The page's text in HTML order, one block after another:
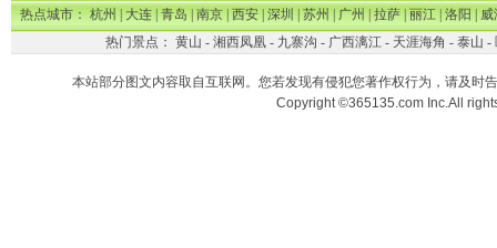
热点城市：杭州|大连|青岛|南京|西安|深圳|苏州|广州|拉萨|丽江|洛阳|威
热门景点： 黄山 - 湘西凤凰- 九寨沟 - 广西漓江- 天涯海角 - 泰山 -
本站部分图文内容取自互联网。您若发现有侵犯您著作权行为，请及时
Copyright ©365135.com Inc.All